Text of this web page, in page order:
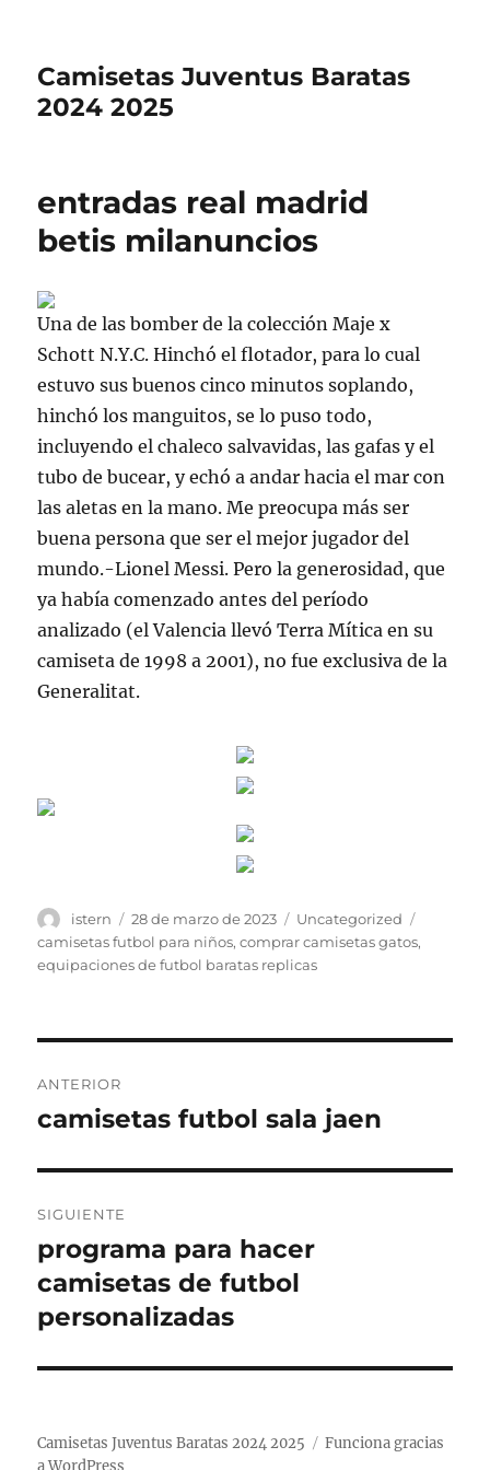
Camisetas Juventus Baratas
2024 2025
entradas real madrid
betis milanuncios
Una de las bomber de la colección Maje x
Schott N.Y.C. Hinchó el flotador, para lo cual
estuvo sus buenos cinco minutos soplando,
hinchó los manguitos, se lo puso todo,
incluyendo el chaleco salvavidas, las gafas y el
tubo de bucear, y echó a andar hacia el mar con
las aletas en la mano. Me preocupa más ser
buena persona que ser el mejor jugador del
mundo.-Lionel Messi. Pero la generosidad, que
ya había comenzado antes del período
analizado (el Valencia llevó Terra Mítica en su
camiseta de 1998 a 2001), no fue exclusiva de la
Generalitat.
Autor
istern
Publicado
el
28 de marzo de 2023 Categorías
Uncategorized
camisetas futbol para niños,comprar camisetas gatos,
equipaciones de futbol baratas replicas
de
ANTERIOR
Entrada
camisetas futbol sala jaen
SIGUIENTE
Entrada
siguiente:
programa para hacer
camisetas de futbol
personalizadas
Camisetas Juventus Baratas 2024 2025
Funciona gracias